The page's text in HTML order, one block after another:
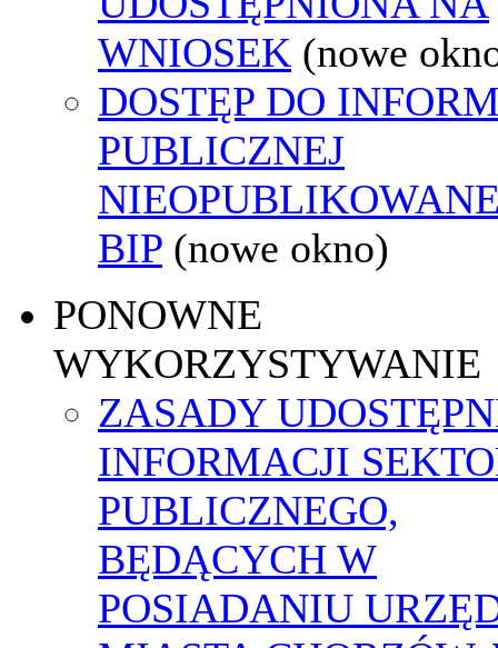
WNIOSEK (nowe
DOSTĘP DO
PUBLICZNEJ
BIP (nowe okno)
PONOWNE
WYKORZYSTYWANIE
ZASADY
INFORMACJI
PUBLICZNEGO,
BĘDĄCYCH W
POSIADANIU